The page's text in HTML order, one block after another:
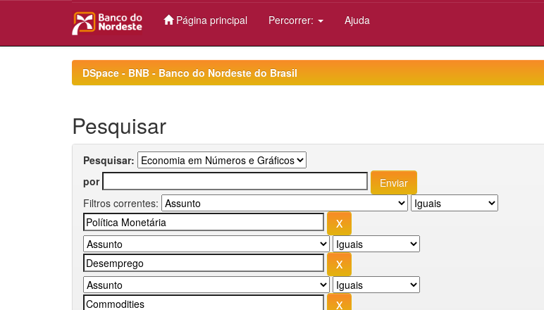
Página principal Percorrer: Ajuda
DSpace - BNB - Banco do Nordeste do Brasil
Pesquisar
Pesquisar:
por
Filtros correntes: